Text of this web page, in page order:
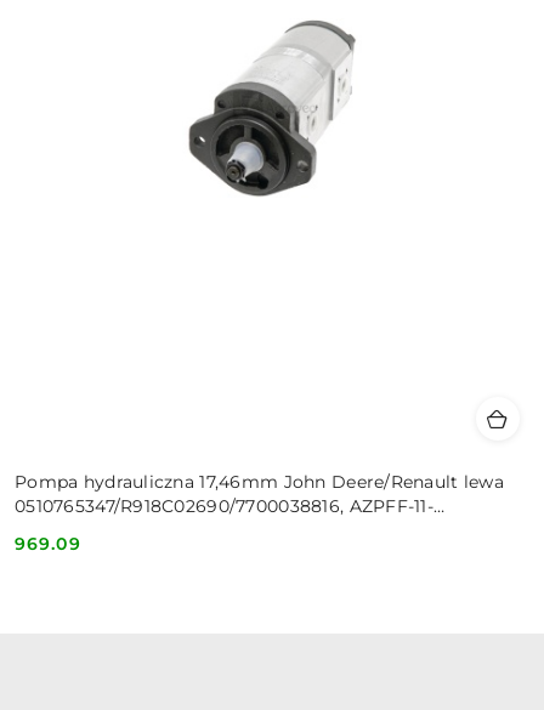
Pompa hydrauliczna 17,46mm John Deere/Renault lewa
0510765347/R918C02690/7700038816, AZPFF-11-
Cena:
969.09